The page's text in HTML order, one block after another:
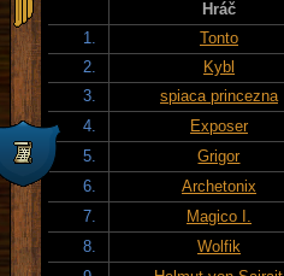
Hráč
1.
Tonto
2.
Kybl
3.
spiaca princezna
4.
Exposer
5.
Grigor
6.
Archetonix
7.
Magico I.
8.
Wolfik